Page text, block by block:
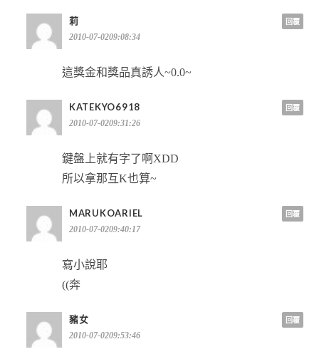
莉
2010-07-0209:08:34
這獎金和獎品真誘人~0.0~
回覆
KATEKYO6918
2010-07-0209:31:26
鍵盤上就有字了啊XDD
所以拿那互K也算~
回覆
MARUKOARIEL
2010-07-0209:40:17
寫小說耶
((奔
回覆
豬女
2010-07-0209:53:46
回覆